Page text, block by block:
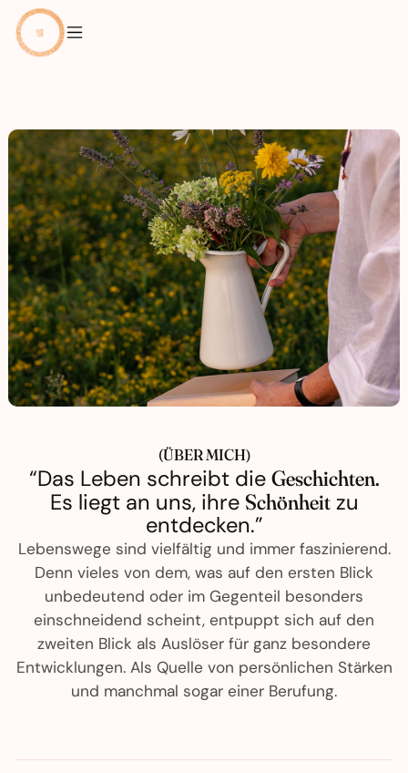
(ÜBER MICH)
“Das Leben schreibt die Geschichten.
Es liegt an uns, ihre Schönheitzu
entdecken.”
Lebenswege sind vielfältig und immer faszinierend.
Denn vieles von dem, was auf den ersten Blick
unbedeutend oder im Gegenteil besonders
einschneidend scheint, entpuppt sich auf den
zweiten Blick als Auslöser für ganz besondere
Entwicklungen. Als Quelle von persönlichen Stärken
und manchmal sogar einer Berufung.